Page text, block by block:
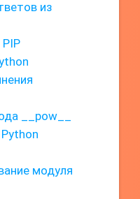
из
__pow__
модуля